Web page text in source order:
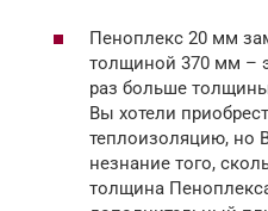
Пеноплекс 20 мм
толщиной 370 мм –
раз больше
Вы хотели
теплоизоляцию, но
незнание того,
толщина